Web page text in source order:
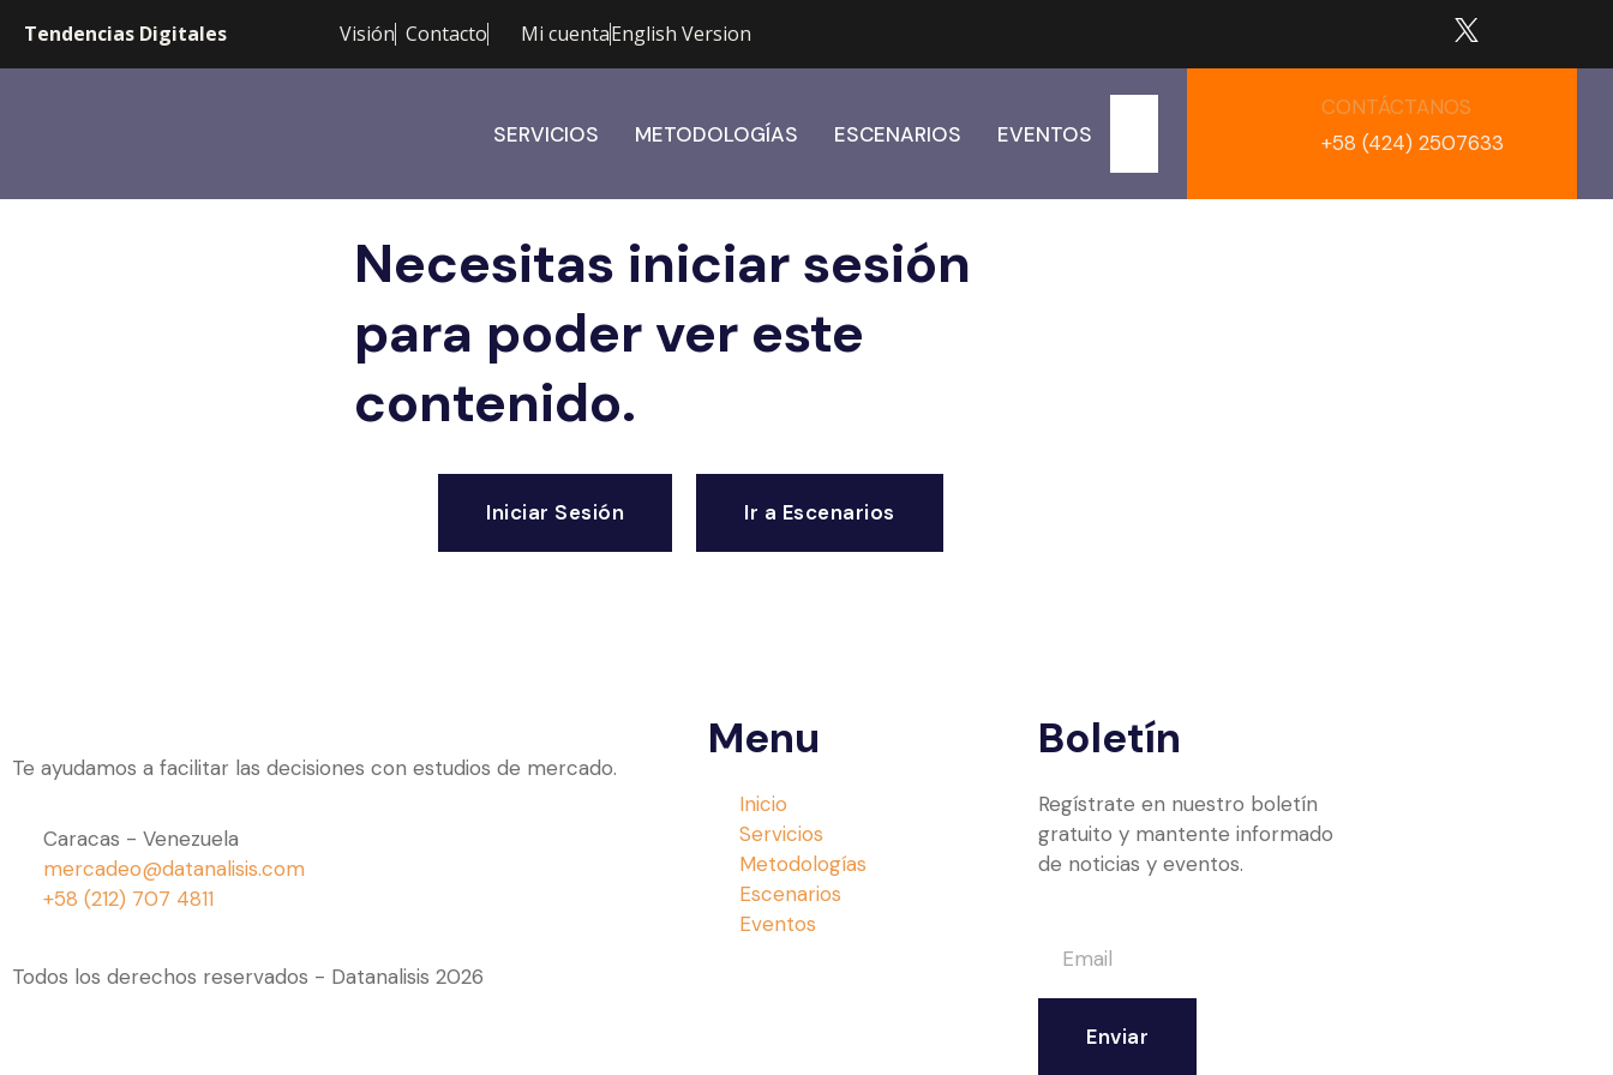
Tendencias Digitales Visión Contacto Mi cuentaEnglish Version
SERVICIOS METODOLOGÍAS ESCENARIOS EVENTOS
CONTÁCTANOS
+58 (424) 2507633
Necesitas iniciar sesión
para poder ver este
contenido.
Iniciar Sesión Ir a Escenarios
Te ayudamos a facilitar las decisiones con estudios de mercado.
Caracas - Venezuela
mercadeo@datanalisis.com
+58 (212) 707 4811
Todos los derechos reservados - Datanalisis 2026
Menu
Inicio
Servicios
Metodologías
Escenarios
Eventos
Boletín
Regístrate en nuestro boletín
gratuito y mantente informado
de noticias y eventos.
Enviar